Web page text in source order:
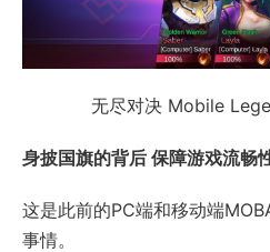
无尽对决 Mobile
身披国旗的背后 保障游戏流畅
这是此前的PC端和移动端
事情。